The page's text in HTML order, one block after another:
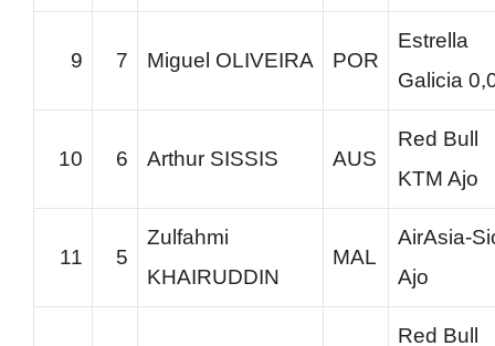
9 7 Miguel OLIVEIRA POR
Estrella
Galicia
10 6 Arthur SISSIS AUS
Red Bull
KTM Ajo
11 5
Zulfahmi
KHAIRUDDIN
MAL
AirAsia-
Ajo
Red Bull